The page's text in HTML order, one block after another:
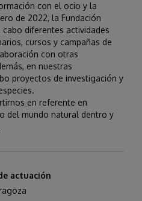
con el ocio y la
de 2022, la Fundación
diferentes actividades
cursos y campañas de
con otras
en nuestras
proyectos de investigación y
en referente en
del mundo natural dentro y
actuación